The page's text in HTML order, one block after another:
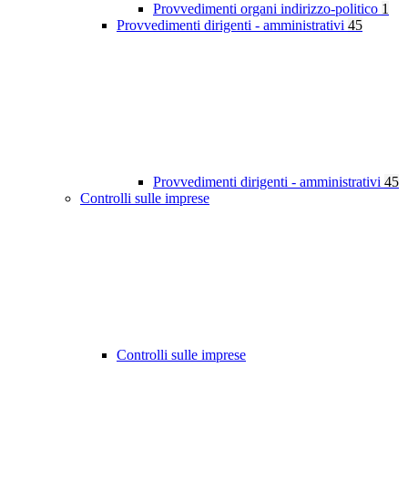
Provvedimenti organi indirizzo-politico 1
Provvedimenti dirigenti - amministrativi 45
Provvedimenti dirigenti - amministrativi 45
Controlli sulle imprese
Controlli sulle imprese